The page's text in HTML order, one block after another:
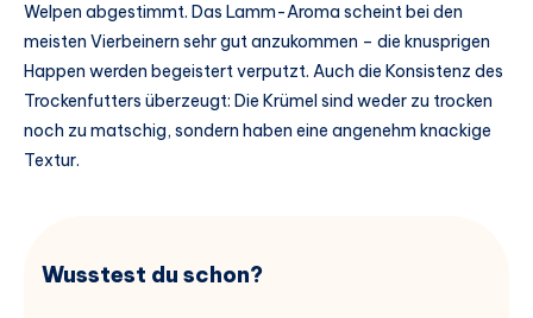
Welpen abgestimmt. Das Lamm-Aroma scheint bei den
meisten Vierbeinern sehr gut anzukommen – die knusprigen
Happen werden begeistert verputzt. Auch die Konsistenz des
Trockenfutters überzeugt: Die Krümel sind weder zu trocken
noch zu matschig, sondern haben eine angenehm knackige
Textur.
Wusstest du schon?